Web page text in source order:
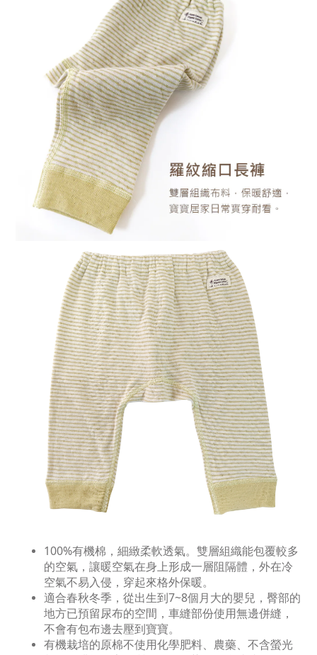
100%有機棉，細緻柔軟透氣。雙層組織能包覆較多
的空氣，讓暖空氣在身上形成一層阻隔體，外在冷
空氣不易入侵，穿起來格外保暖。
適合春秋冬季，從出生到7~8個月大的嬰兒，臀部的
地方已預留尿布的空間，車縫部份使用無邊併縫，
不會有包布邊去壓到寶寶。
有機栽培的原棉不使用化學肥料、農藥、不含螢光